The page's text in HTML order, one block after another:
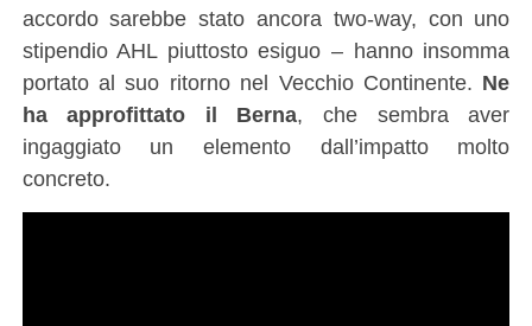
accordo sarebbe stato ancora two-way, con uno
stipendio AHL piuttosto esiguo – hanno insomma
portato al suo ritorno nel Vecchio Continente. Ne
ha approfittato il Berna, che sembra aver
ingaggiato un elemento dall’impatto molto
concreto.